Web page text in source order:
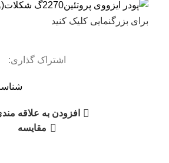
برای بزرگنمایی کلیک کنید
اشتراک گذاری:
افزودن به علاقه
مقایسه